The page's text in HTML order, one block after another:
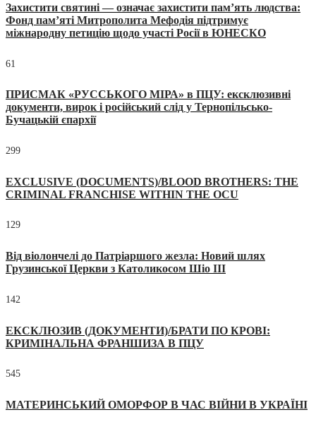
Захистити святині — означає захистити пам’ять людства:
Фонд пам’яті Митрополита Мефодія підтримує
міжнародну петицію щодо участі Росії в ЮНЕСКО
61
ПРИСМАК «РУССЬКОГО МІРА» в ПЦУ: ексклюзивні
документи, вирок і російський слід у Тернопільсько-
Бучацькій єпархії
299
EXCLUSIVE (DOCUMENTS)/BLOOD BROTHERS: THE
CRIMINAL FRANCHISE WITHIN THE OCU
129
Від віолончелі до Патріаршого жезла: Новий шлях
Грузинської Церкви з Католикосом Шіо III
142
ЕКСКЛЮЗИВ (ДОКУМЕНТИ)/БРАТИ ПО КРОВІ:
КРИМІНАЛЬНА ФРАНШИЗА В ПЦУ
545
МАТЕРИНСЬКИЙ ОМОРФОР В ЧАС ВІЙНИ В УКРАЇНІ